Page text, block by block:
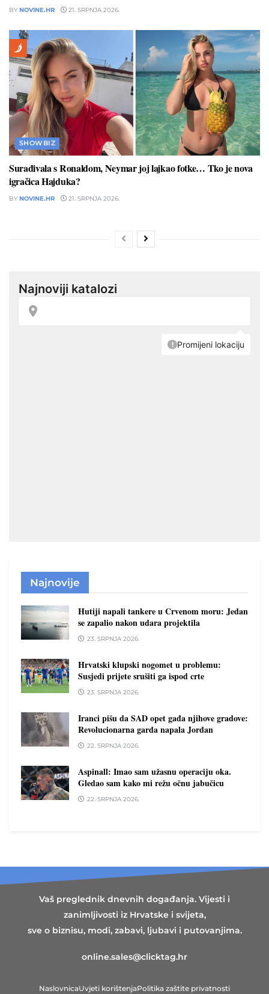
BY NOVINE.HR 21. SRPNJA 2026.
SHOWBIZ
Surađivala s Ronaldom, Neymar joj lajkao fotke… Tko je nova
igračica Hajduka?
BY NOVINE.HR 21. SRPNJA 2026.
Najnovije
Hutiji napali tankere u Crvenom moru: Jedan
se zapalio nakon udara projektila
23. SRPNJA 2026.
Hrvatski klupski nogomet u problemu:
Susjedi prijete srušiti ga ispod crte
23. SRPNJA 2026.
Iranci pišu da SAD opet gađa njihove gradove:
Revolucionarna garda napala Jordan
22. SRPNJA 2026.
Aspinall: Imao sam užasnu operaciju oka.
Gledao sam kako mi režu očnu jabučicu
22. SRPNJA 2026.
Vaš preglednik dnevnih događanja. Vijesti i
zanimljivosti iz Hrvatske i svijeta,
sve o biznisu, modi, zabavi, ljubavi i putovanjima.
online.sales@clicktag.hr
NaslovnicaUvjeti korištenjaPolitika zaštite privatnosti